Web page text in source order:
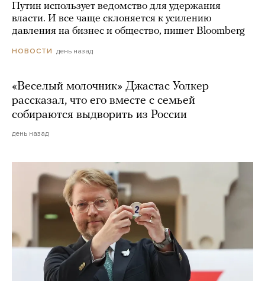
Путин использует ведомство для удержания
власти. И все чаще склоняется к усилению
давления на бизнес и общество, пишет Bloomberg
НОВОСТИ день назад
«Веселый молочник» Джастас Уолкер
рассказал, что его вместе с семьей
собираются выдворить из России
день назад